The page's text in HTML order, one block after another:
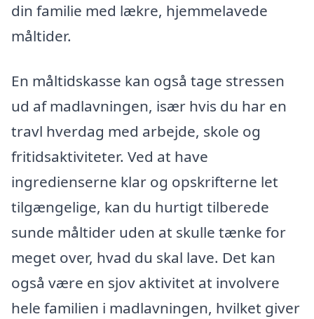
din familie med lækre, hjemmelavede
måltider.
En måltidskasse kan også tage stressen
ud af madlavningen, især hvis du har en
travl hverdag med arbejde, skole og
fritidsaktiviteter. Ved at have
ingredienserne klar og opskrifterne let
tilgængelige, kan du hurtigt tilberede
sunde måltider uden at skulle tænke for
meget over, hvad du skal lave. Det kan
også være en sjov aktivitet at involvere
hele familien i madlavningen, hvilket giver